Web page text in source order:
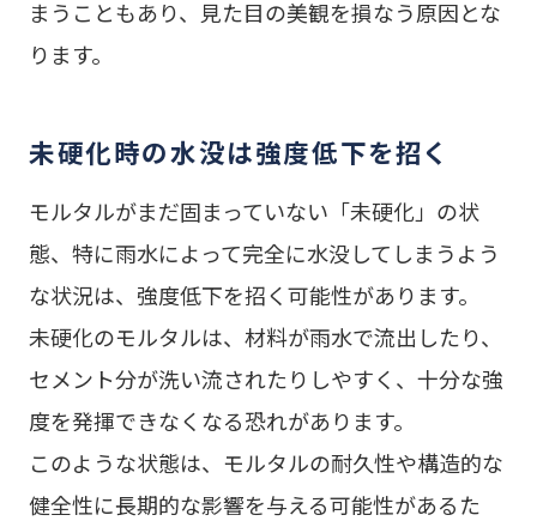
まうこともあり、見た目の美観を損なう原因とな
ります。
未硬化時の水没は強度低下を招く
モルタルがまだ固まっていない「未硬化」の状
態、特に雨水によって完全に水没してしまうよう
な状況は、強度低下を招く可能性があります。
未硬化のモルタルは、材料が雨水で流出したり、
セメント分が洗い流されたりしやすく、十分な強
度を発揮できなくなる恐れがあります。
このような状態は、モルタルの耐久性や構造的な
健全性に長期的な影響を与える可能性があるた